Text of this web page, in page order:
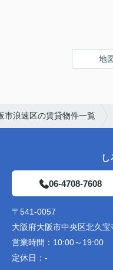
地
市浪速区の賃貸物件一覧
06-4708-7608
〒541-0057
大阪府大阪市中央区北久
営業時間： 10:00～19:00
定休日： -